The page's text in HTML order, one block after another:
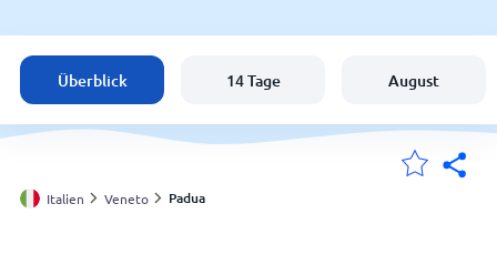
Italien
Schweiz
Deutschland
Überblick 14 Tage August
Italien Veneto Padua